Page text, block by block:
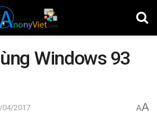
Windows 93
04/2017 AA